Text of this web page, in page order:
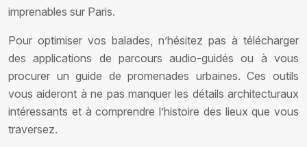
imprenables sur Paris.
Pour optimiser vos balades, n’hésitez pas à télécharger
des applications de parcours audio-guidés ou à vous
procurer un guide de promenades urbaines. Ces outils
vous aideront à ne pas manquer les détails architecturaux
intéressants et à comprendre l’histoire des lieux que vous
traversez.